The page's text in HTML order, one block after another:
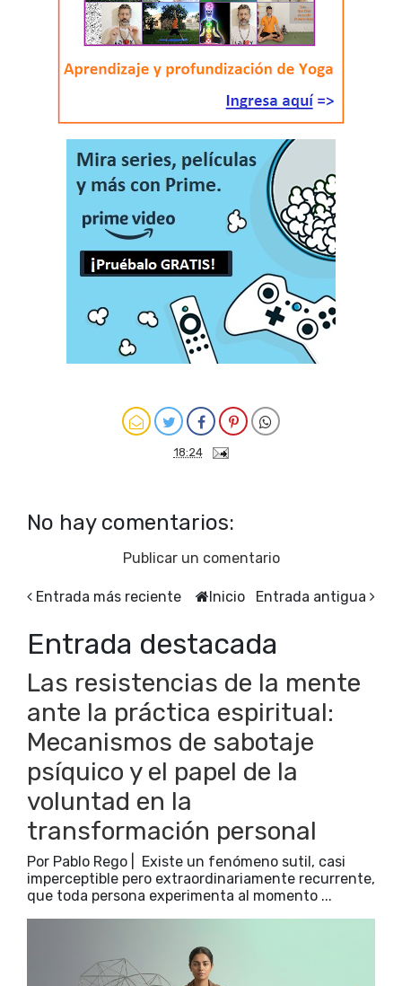
18:24
No hay comentarios:
Publicar un comentario
Entrada más reciente Entrada antigua
Inicio
Entrada destacada
Las resistencias de la mente
ante la práctica espiritual:
Mecanismos de sabotaje
psíquico y el papel de la
voluntad en la
transformación personal
Por Pablo Rego | Existe un fenómeno sutil, casi
imperceptible pero extraordinariamente recurrente,
que toda persona experimenta al momento ...